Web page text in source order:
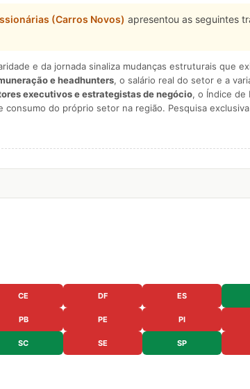
(Carros Novos) apresentou as seguintes
e da jornada sinaliza mudanças estruturais que
e headhunters, o salário real do setor e a
executivos e estrategistas de negócio, o Índice de
do próprio setor na região. Pesquisa exclusiva
CE DF ES
PB PE PI
SC SE SP